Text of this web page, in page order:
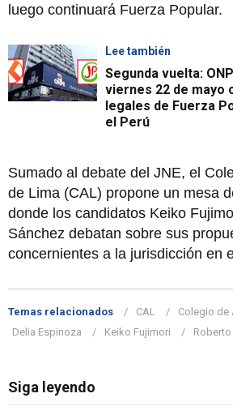
luego continuará Fuerza Popular.
Lee también
Segunda vuelta:
viernes 22 de mayo
legales de Fuerza
el Perú
Sumado al debate del JNE, el
de Lima (CAL) propone un mesa
donde los candidatos Keiko
Sánchez debatan sobre sus
concernientes a la jurisdicción en
Temas relacionados CAL
Colegio de
Delia Espinoza
Keiko Fujimori
Siga leyendo